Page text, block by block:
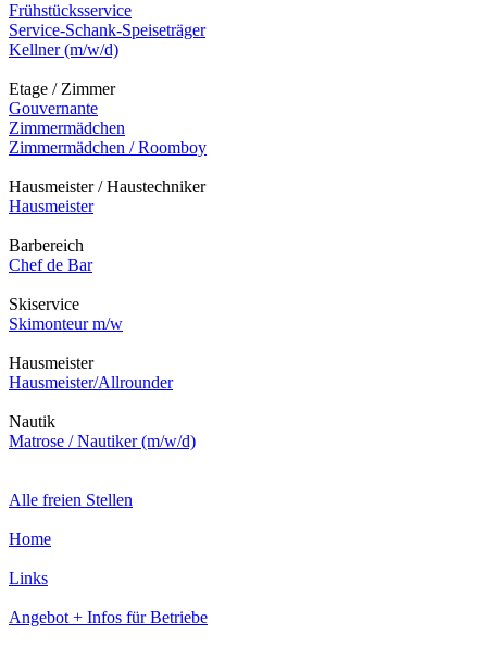
Frühstücksservice
Service-Schank-Speiseträger
Kellner (m/w/d)
Etage / Zimmer
Gouvernante
Zimmermädchen
Zimmermädchen / Roomboy
Hausmeister / Haustechniker
Hausmeister
Barbereich
Chef de Bar
Skiservice
Skimonteur m/w
Hausmeister
Hausmeister/Allrounder
Nautik
Matrose / Nautiker (m/w/d)
Alle freien Stellen
Home
Links
Angebot + Infos für Betriebe